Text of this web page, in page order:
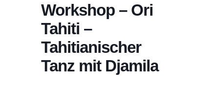
Workshop – Ori
Tahiti –
Tahitianischer
Tanz mit Djamila